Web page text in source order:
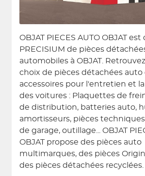
OBJAT PIECES AUTO OBJAT
PRECISIUM de pièces
automobiles à OBJAT.
choix de pièces détachées auto
accessoires pour l'entretien et
des voitures : Plaquettes de
de distribution, batteries auto,
amortisseurs, pièces
de garage, outillage... OBJAT
OBJAT propose des pièces auto
multimarques, des pièces
des pièces détachées recyclées.